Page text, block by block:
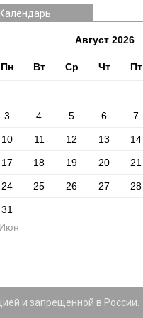
Календарь
Август 2026
Пн Вт Ср Чт Пт
3 4 5 6 7
10 11 12 13 14
17 18 19 20 21
24 25 26 27 28
31
и запрещенной в России.